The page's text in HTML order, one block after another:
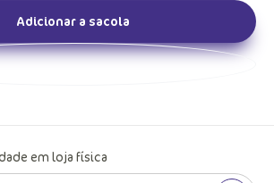
Adicionar a sacola